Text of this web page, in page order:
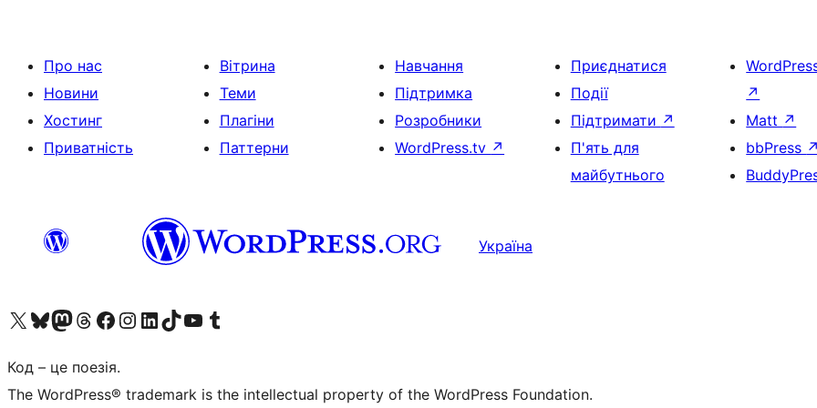
Про нас
Новини
Хостинг
Приватність
Вітрина
Теми
Плагіни
Паттерни
Навчання
Підтримка
Розробники
WordPress.tv ↗
Приєднатися
Події
Підтримати ↗
П'ять для
майбутнього
↗
Matt ↗
bbPress ↗
Україна
Visit our X (formerly Twitter) account
Visit our Bluesky account
Завітайте до нашої стрічки в Mastodon
Visit our Threads account
Завітайте на нашу сторінку в Facebook
Visit our Instagram account
Visit our LinkedIn account
Visit our TikTok account
Visit our YouTube channel
Visit our Tumblr account
Код – це поезія.
The WordPress® trademark is the intellectual property of the WordPress Foundation.